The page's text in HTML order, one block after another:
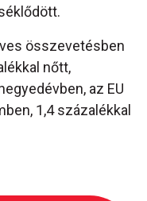
összevetésben
nőtt,
az EU
1,4 százalékkal